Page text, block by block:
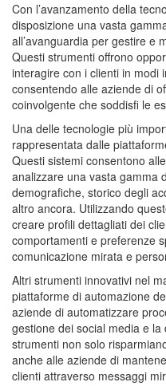
Con l’avanzamento della
disposizione una vasta
all’avanguardia per gestire e
Questi strumenti offrono
interagire con i clienti in modi
consentendo alle aziende di
coinvolgente che soddisfi le
Una delle tecnologie più
rappresentata dalle
Questi sistemi consentono
analizzare una vasta gamma
demografiche, storico degli
altro ancora. Utilizzando
creare profili dettagliati dei
comportamenti e preferenze
comunicazione mirata e
Altri strumenti innovativi nel
piattaforme di automazione
aziende di automatizzare
gestione dei social media e
strumenti non solo
anche alle aziende di
clienti attraverso messaggi